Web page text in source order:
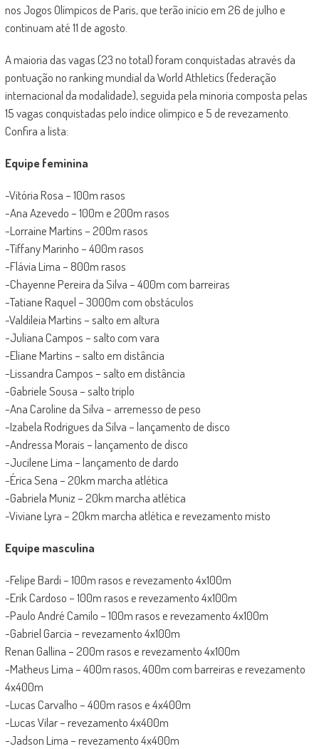
nos Jogos Olímpicos de Paris, que terão início em 26 de julho e
continuam até 11 de agosto.
A maioria das vagas (23 no total) foram conquistadas através da
pontuação no ranking mundial da World Athletics (federação
internacional da modalidade), seguida pela minoria composta pelas
15 vagas conquistadas pelo índice olímpico e 5 de revezamento.
Confira a lista:
Equipe feminina
-Vitória Rosa – 100m rasos
-Ana Azevedo – 100m e 200m rasos
-Lorraine Martins – 200m rasos
-Tiffany Marinho – 400m rasos
-Flávia Lima – 800m rasos
-Chayenne Pereira da Silva – 400m com barreiras
-Tatiane Raquel – 3000m com obstáculos
-Valdileia Martins – salto em altura
-Juliana Campos – salto com vara
-Eliane Martins – salto em distância
-Lissandra Campos – salto em distância
-Gabriele Sousa – salto triplo
-Ana Caroline da Silva – arremesso de peso
-Izabela Rodrigues da Silva – lançamento de disco
-Andressa Morais – lançamento de disco
-Jucilene Lima – lançamento de dardo
-Érica Sena – 20km marcha atlética
-Gabriela Muniz – 20km marcha atlética
-Viviane Lyra – 20km marcha atlética e revezamento misto
Equipe masculina
-Felipe Bardi – 100m rasos e revezamento 4x100m
-Erik Cardoso – 100m rasos e revezamento 4x100m
-Paulo André Camilo – 100m rasos e revezamento 4x100m
-Gabriel Garcia – revezamento 4x100m
Renan Gallina – 200m rasos e revezamento 4x100m
-Matheus Lima – 400m rasos, 400m com barreiras e revezamento
4x400m
-Lucas Carvalho – 400m rasos e 4x400m
-Lucas Vilar – revezamento 4x400m
-Jadson Lima – revezamento 4x400m